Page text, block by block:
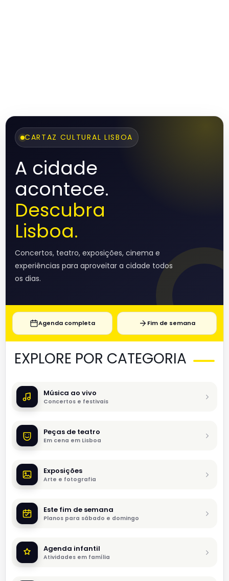
CARTAZ CULTURAL LISBOA
A cidade
acontece.
Descubra
Lisboa.
Concertos, teatro, exposições, cinema e
experiências para aproveitar a cidade todos
os dias.
Agenda completa Fim de semana
EXPLORE POR CATEGORIA
Música ao vivo
Concertos e festivais
Peças de teatro
Em cena em Lisboa
Exposições
Arte e fotografia
Este fim de semana
Planos para sábado e domingo
Agenda infantil
Atividades em família